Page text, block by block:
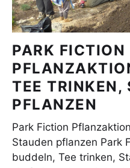
PARK FICTION
TEE TRINKEN,
PFLANZEN
Park Fiction
Stauden pflanzen Park
buddeln, Tee trinken,